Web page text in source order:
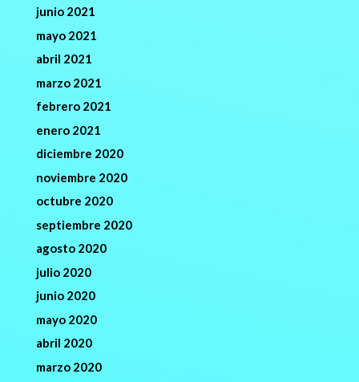
junio 2021
mayo 2021
abril 2021
marzo 2021
febrero 2021
enero 2021
diciembre 2020
noviembre 2020
octubre 2020
septiembre 2020
agosto 2020
julio 2020
junio 2020
mayo 2020
abril 2020
marzo 2020